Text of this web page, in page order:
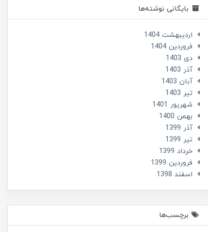
بایگانی نوشته‌ها
ارديبهشت 1404
فروردین 1404
دی 1403
آذر 1403
آبان 1403
تير 1403
شهریور 1401
بهمن 1400
آذر 1399
تير 1399
خرداد 1399
فروردین 1399
اسفند 1398
برچسب‌ها